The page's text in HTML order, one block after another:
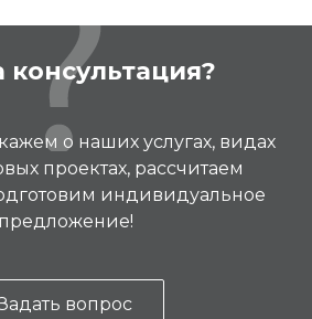
о наших услугах, видах
проектах, рассчитаем
индивидуальное
предложение!
вопрос